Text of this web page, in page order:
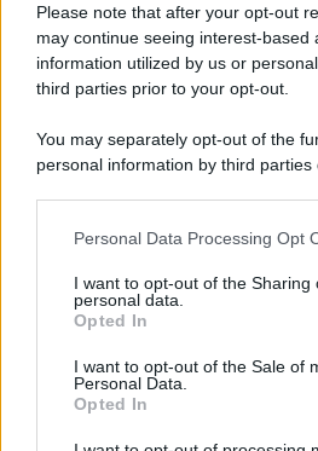
Please note that after your opt-out
may continue seeing interest-based
information utilized by us or
third parties prior to your opt-out.
You may separately opt-out of the
personal information by third
This information may also be
further disclose it to other third
Please note that this website/app
services and may gather and store
not limited to your visit or usage
grant or deny consent to Google
Personal Data Processing Opt
I want to opt-out of the Sharing
personal data.
Opted In
I want to opt-out of the Sale of
Personal Data.
Opted In